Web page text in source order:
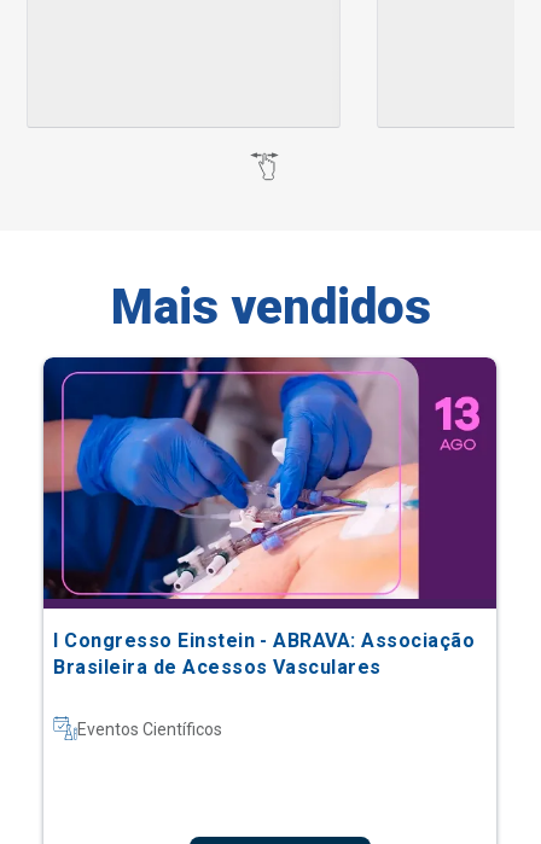
Mais vendidos
I Congresso Einstein - ABRAVA: Associação
Brasileira de Acessos Vasculares
Eventos Científicos